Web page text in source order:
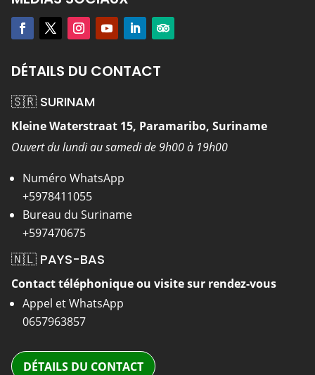
DÉTAILS DU CONTACT
🇸🇷 SURINAM
Kleine Waterstraat 15, Paramaribo, Suriname
Ouvert du lundi au samedi de 9h00 à 19h00
Numéro WhatsApp
+5978411055
Bureau du Suriname
+597470675
🇳🇱 PAYS-BAS
Contact téléphonique ou visite sur rendez-vous
Appel et WhatsApp
0657963857
DÉTAILS DU CONTACT